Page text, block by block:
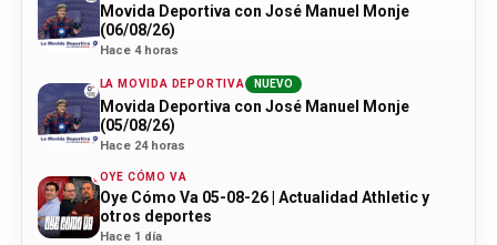
Movida Deportiva con José Manuel Monje
(06/08/26)
Hace 4 horas
LA MOVIDA DEPORTIVA NUEVO
Movida Deportiva con José Manuel Monje
(05/08/26)
Hace 24 horas
OYE CÓMO VA
Oye Cómo Va 05-08-26 | Actualidad Athletic y
otros deportes
Hace 1 día